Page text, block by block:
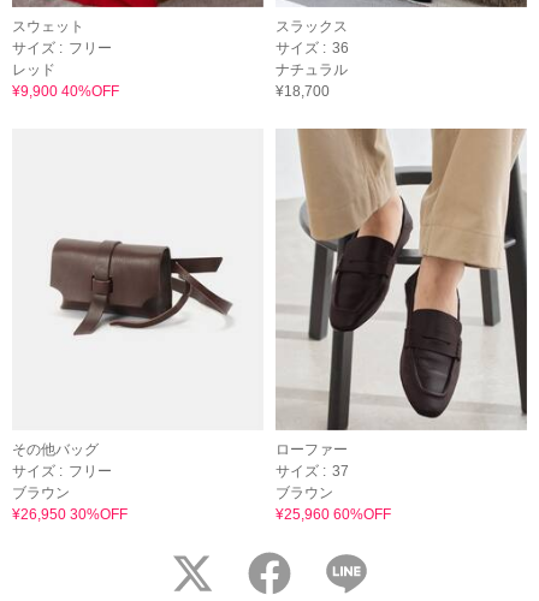
スウェット
サイズ : フリー
レッド
¥9,900 40%OFF
スラックス
サイズ : 36
ナチュラル
¥18,700
その他バッグ
サイズ : フリー
ブラウン
¥26,950 30%OFF
ローファー
サイズ : 37
ブラウン
¥25,960 60%OFF
twitter facebook